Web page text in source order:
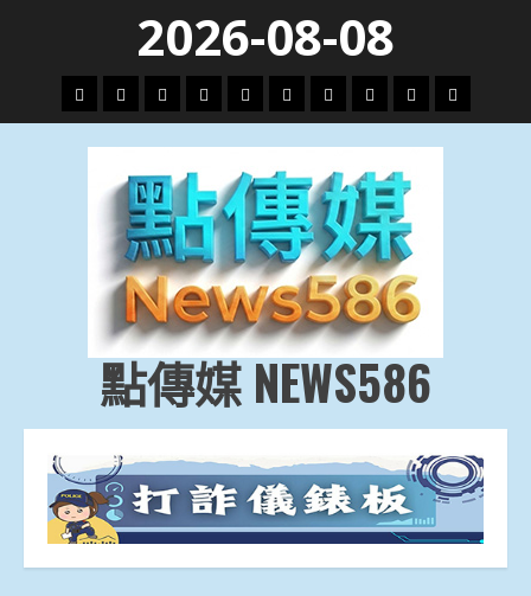
content
2026-08-08
頭
條
財
經
地
方.
會
文
教.
技
專
題
娛
樂
劇
政
治
國
際
運
動
生
活
點傳媒 NEWS586